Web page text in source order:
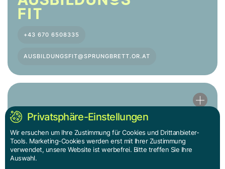
+43 670 6508335
AUSBILDUNGSFIT@SPRUNGBRETT.OR.AT
+43 670 404 9218
Privatsphäre-Einstellungen
Wir ersuchen um Ihre Zustimmung für Cookies und Drittanbieter-
Tools. Marketing-Cookies werden erst mit Ihrer Zustimmung
verwendet, unsere Website ist werbefrei. Bitte treffen Sie Ihre
Auswahl.